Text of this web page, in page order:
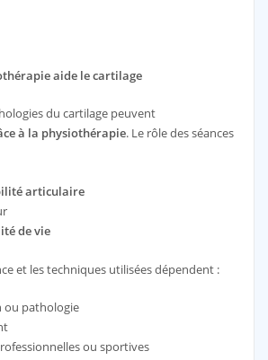
aide le cartilage
du cartilage peuvent
à la physiothérapie. Le rôle des séances
articulaire
de vie
et les techniques utilisées dépendent :
ou pathologie
ou sportives